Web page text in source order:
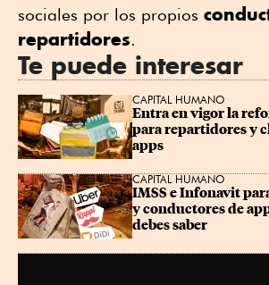
sociales por los propios
repartidores.
Te puede interesar
CAPITAL HUMANO
Entra en vigor la
para repartidores y
apps
CAPITAL HUMANO
IMSS e Infonavit
y conductores de
debes saber